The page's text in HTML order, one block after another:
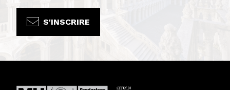
S'INSCRIRE